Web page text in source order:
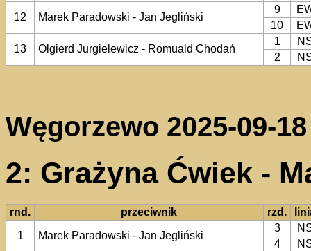
12
Marek Paradowski - Jan Jegliński
9
10
13
Olgierd Jurgielewicz - Romuald Chodań
1
2
Węgorzewo 2025-09-18
2: Grażyna Ćwiek -
rnd. przeciwnik rzd.
1
Marek Paradowski - Jan Jegliński
3
4